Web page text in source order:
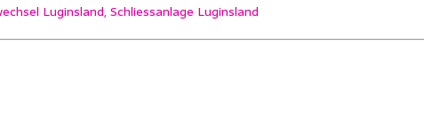
Luginsland, Schliessanlage Luginsland